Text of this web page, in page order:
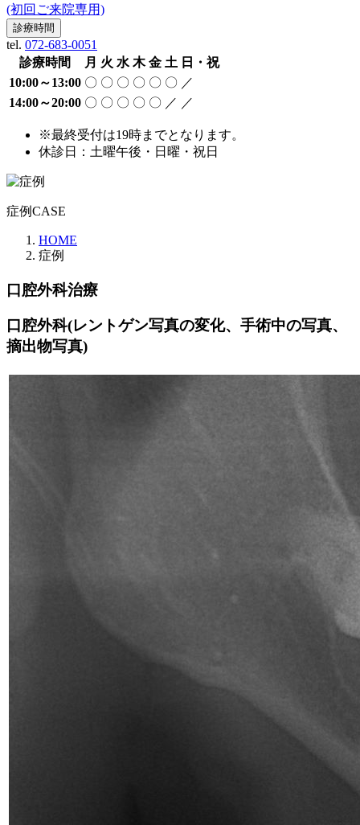
(初回ご来院専用)
診療時間
tel. 072-683-0051
診療時間
月 火 水 木 金 土 日・祝
10:00～13:00 〇 〇 〇 〇 〇 〇 ／
14:00～20:00 〇 〇 〇 〇 〇 ／ ／
※最終受付は19時までとなります。
休診日：土曜午後・日曜・祝日
症例CASE
HOME
症例
口腔外科治療
口腔外科(レントゲン写真の変化、手術中の写真、
摘出物写真)